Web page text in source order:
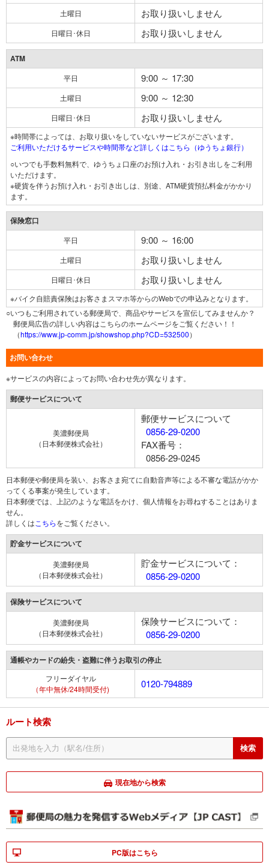
土曜日 お取り扱いしません
日曜日･休日 お取り扱いしません
ATM
平日 9:00 ～ 17:30
土曜日 9:00 ～ 12:30
日曜日･休日 お取り扱いしません
※時間帯によっては、お取り扱いをしていないサービスがございます。
ご利用いただけるサービスや時間帯など詳しくはこちら（ゆうちょ銀行）
○いつでも手数料無料で、ゆうちょ口座のお預け入れ・お引き出しをご利用
いただけます。
※硬貨を伴うお預け入れ・お引き出しは、別途、ATM硬貨預払料金がかかり
ます。
保険窓口
平日 9:00 ～ 16:00
土曜日 お取り扱いしません
日曜日･休日 お取り扱いしません
※バイク自賠責保険はお客さまスマホ等からのWebでの申込みとなります。
○いつもご利用されている郵便局で、商品やサービスを宣伝してみませんか？
郵便局広告の詳しい内容はこちらのホームページをご覧ください！！
（https://www.jp-comm.jp/showshop.php?CD=532500）
お問い合わせ
※サービスの内容によってお問い合わせ先が異なります。
郵便サービスについて
美濃郵便局
（日本郵便株式会社）
郵便サービスについて
0856-29-0200
FAX番号：
0856-29-0245
日本郵便や郵便局を装い、お客さま宛てに自動音声等による不審な電話がかか
ってくる事案が発生しています。
日本郵便では、上記のような電話をかけ、個人情報をお尋ねすることはありま
せん。
詳しくは こちらをご覧ください。
貯金サービスについて
美濃郵便局
（日本郵便株式会社）
貯金サービスについて：
0856-29-0200
保険サービスについて
美濃郵便局
（日本郵便株式会社）
保険サービスについて：
0856-29-0200
通帳やカードの紛失・盗難に伴うお取引の停止
フリーダイヤル
（年中無休/24時間受付)
0120-794889
ルート検索
現在地から検索
PC版はこちら